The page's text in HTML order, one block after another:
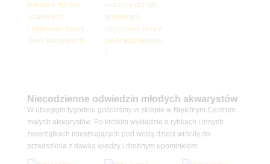
Niecodzienne odwiedzin młodych akwarystów
W ubiegłym tygodniu gościliśmy w sklepie w Błękitnym Centrum
małych akwarystów. Po krótkim wykładzie o rybkach i innych
zwierzątkach mieszkających pod wodą dzieci wróciły do
przedszkola z dawką wiedzy i drobnym upominkiem.